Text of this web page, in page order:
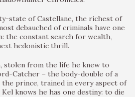
state of Castellane, the richest of
debauched of criminals have one
the constant search for wealth,
hedonistic thrill.
stolen from the life he knew to
Catcher – the body-double of a
prince, trained in every aspect of
knows he has one destiny: to die